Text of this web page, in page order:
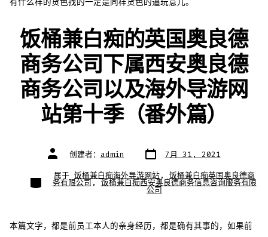
有什么样的货色找的一定是同样货色的逼玩意儿。
饭桶兼白痴的英国奥良德
商务公司下属西安奥良德
商务公司以及海外导游网
站第十季（番外篇）
文
章
者
创建者： admin 文
章
期
7月 31, 2021
类
别
属于 饭桶兼白痴海外导游网站, 饭桶兼白痴英国奥良德商
务有限公司,饭桶兼白痴西安奥良德商务信息咨询服务有限
公司
本篇文字，都是前员工本人的亲身经历，都是确有其事的，如果前